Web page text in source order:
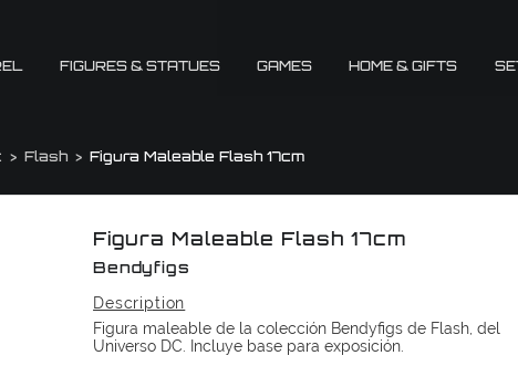
FIGURES & STATUES GAMES HOME & GIFTS
Flash Figura Maleable Flash 17cm
Figura Maleable Flash 17cm
Bendyfigs
Description
Figura maleable de la colección Bendyfigs de Flash, del
Universo DC. Incluye base para exposición.